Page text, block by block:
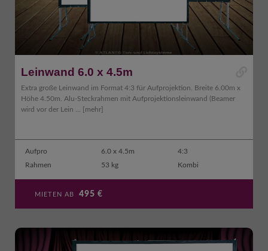
Leinwand 6.0 x 4.5m
Extra große Leinwand im Format 4:3 für Aufprojektion. Breite 6.00m x
Höhe 4.50m. Alu-Steckrahmen mit Aufprojektionsleinwand (Beamer
wird vor der Lein ...
[mehr]
Aufpro 6.0 x 4.5m
4:3
Rahmen
53 kg Kombi
MIETEN AB 495 €